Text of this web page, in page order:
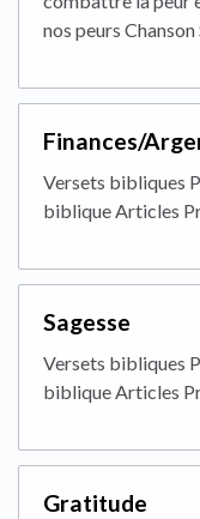
nos peurs
Finances/
Versets bibliques
biblique Articles
Sagesse
Versets bibliques
biblique Articles
Gratitude